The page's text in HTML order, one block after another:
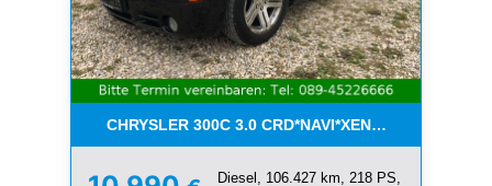
CHRYSLER 300C 3.0
Diesel, 106.427 km, 218 PS,